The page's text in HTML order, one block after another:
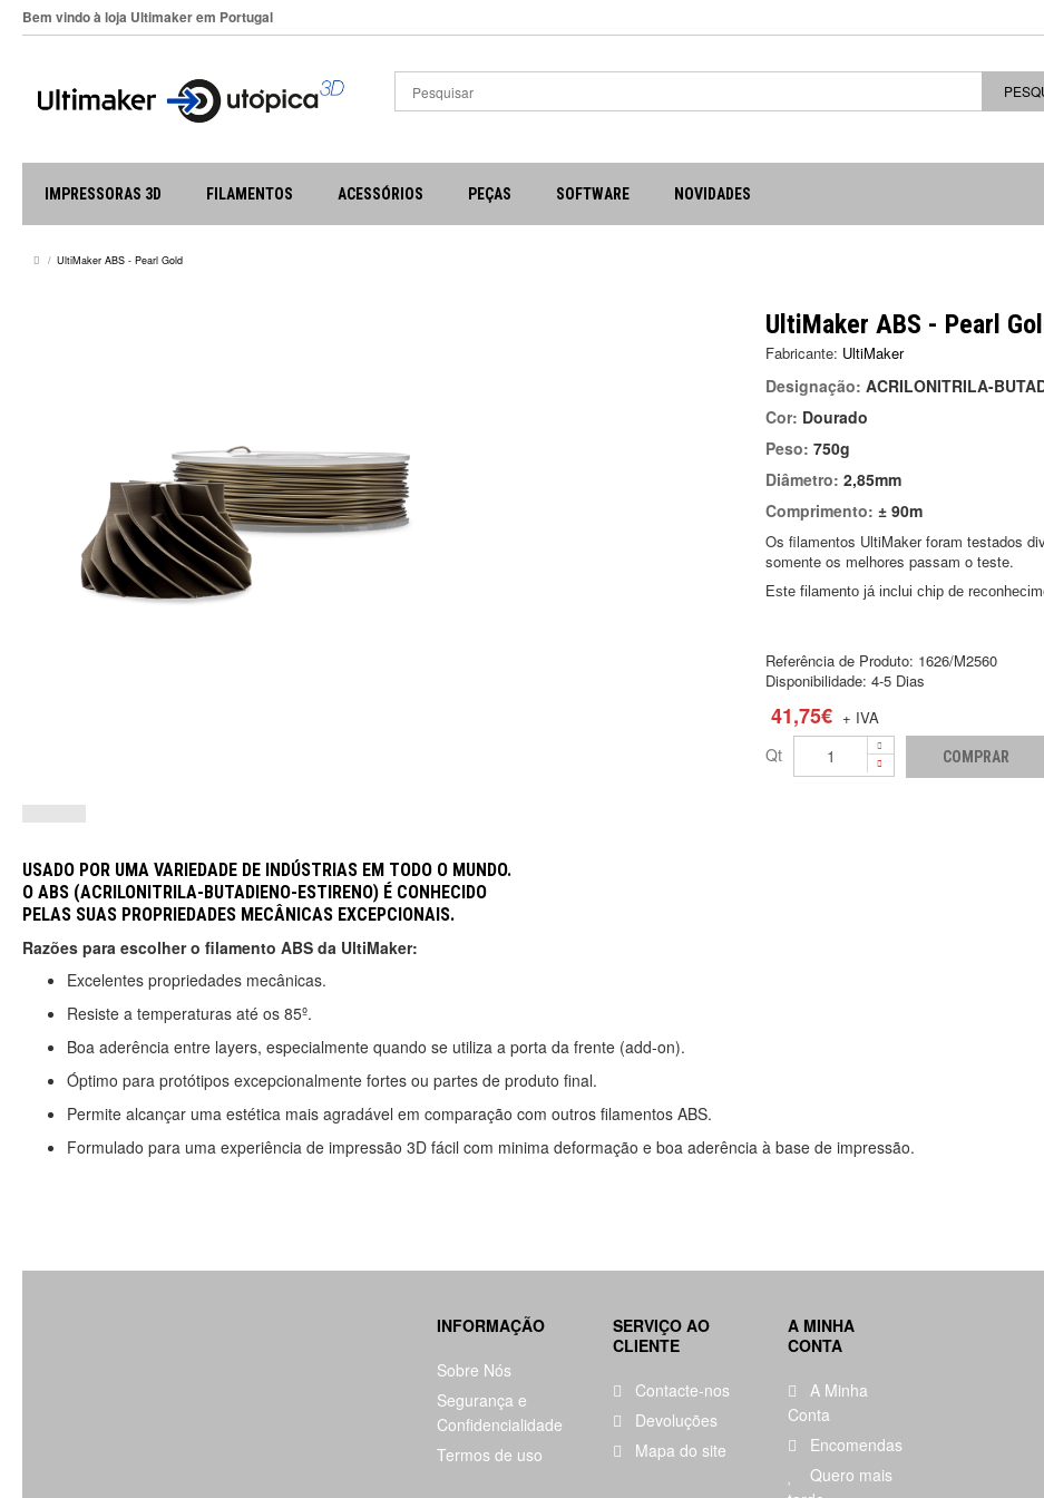
Bem vindo à loja Ultimaker em Portugal
IMPRESSORAS 3D FILAMENTOS ACESSÓRIOS PEÇAS SOFTWARE NOVIDADES
UltiMaker ABS - Pearl Gold
UltiMaker ABS - Pearl
Fabricante: UltiMaker
Designação: ACRILONITRILA-
Cor: Dourado
Peso: 750g
Diâmetro: 2,85mm
Comprimento: ± 90m
Os filamentos UltiMaker foram testados
somente os melhores passam o teste.
Este filamento já inclui chip de
Referência de Produto: 1626/M2560
Disponibilidade: 4-5 Dias
41,75€ + IVA
Qt
USADO POR UMA VARIEDADE DE INDÚSTRIAS EM TODO O MUNDO.
O ABS (ACRILONITRILA-BUTADIENO-ESTIRENO) É CONHECIDO
PELAS SUAS PROPRIEDADES MECÂNICAS EXCEPCIONAIS.
Razões para escolher o filamento ABS da UltiMaker:
Excelentes propriedades mecânicas.
Resiste a temperaturas até os 85º.
Boa aderência entre layers, especialmente quando se utiliza a porta da frente (add-on).
Óptimo para protótipos excepcionalmente fortes ou partes de produto final.
Permite alcançar uma estética mais agradável em comparação com outros filamentos ABS.
Formulado para uma experiência de impressão 3D fácil com minima deformação e boa aderência à base de impressão.
INFORMAÇÃO
Sobre Nós
Segurança e
Confidencialidade
Termos de uso
SERVIÇO AO
CLIENTE
Contacte-nos
Devoluções
Mapa do site
A MINHA
CONTA
A Minha
Conta
Encomendas
Quero mais